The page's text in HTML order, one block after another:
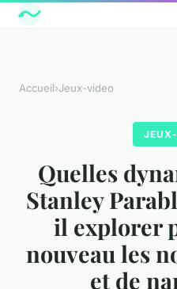
Accueil›Jeux-video
Quelles
Stanley
il explorer
nouveau les
et de